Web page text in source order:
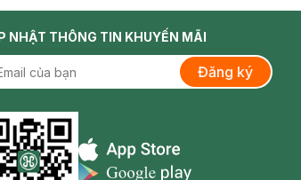
NHẬT THÔNG TIN KHUYẾN MÃI
Đăng ký
Appstore icon